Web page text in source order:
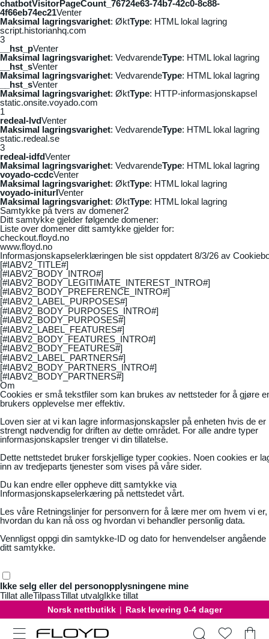
chatbotVisitorPageCount_76724e63-74b7-42c0-8c88-
4f66eb74ec21Venter
Maksimal lagringsvarighet: ØktType: HTML lokal lagring
script.historianhq.com
3
__hst_pVenter
Maksimal lagringsvarighet: VedvarendeType: HTML lokal lagring
__hst_sVenter
Maksimal lagringsvarighet: VedvarendeType: HTML lokal lagring
__hst_sVenter
Maksimal lagringsvarighet: ØktType: HTTP-informasjonskapsel
static.onsite.voyado.com
1
redeal-lvdVenter
Maksimal lagringsvarighet: VedvarendeType: HTML lokal lagring
static.redeal.se
3
redeal-idfdVenter
Maksimal lagringsvarighet: VedvarendeType: HTML lokal lagring
voyado-ccdcVenter
Maksimal lagringsvarighet: ØktType: HTML lokal lagring
voyado-initurlVenter
Maksimal lagringsvarighet: ØktType: HTML lokal lagring
Samtykke på tvers av domener2
Ditt samtykke gjelder følgende domener:
Liste over domener ditt samtykke gjelder for:
checkout.floyd.no
www.floyd.no
Informasjonskapselerklæringen ble sist oppdatert 8/3/26 av
[#IABV2_TITLE#]
[#IABV2_BODY_INTRO#]
[#IABV2_BODY_LEGITIMATE_INTEREST_INTRO#]
[#IABV2_BODY_PREFERENCE_INTRO#]
[#IABV2_LABEL_PURPOSES#]
[#IABV2_BODY_PURPOSES_INTRO#]
[#IABV2_BODY_PURPOSES#]
[#IABV2_LABEL_FEATURES#]
[#IABV2_BODY_FEATURES_INTRO#]
[#IABV2_BODY_FEATURES#]
[#IABV2_LABEL_PARTNERS#]
[#IABV2_BODY_PARTNERS_INTRO#]
[#IABV2_BODY_PARTNERS#]
Om
Cookies er små tekstfiler som kan brukes av nettsteder for å gjøre
brukers opplevelse mer effektiv.
Loven sier at vi kan lagre informasjonskapsler på enheten hvis de er
strengt nødvendig for driften av dette området. For alle andre typer
informasjonskapsler trenger vi din tillatelse.
Dette nettstedet bruker forskjellige typer cookies. Noen cookies er
inn av tredjeparts tjenester som vises på våre sider.
Du kan endre eller oppheve ditt samtykke via
Informasjonskapselerkæring på nettstedet vårt.
Les våre Retningslinjer for personvern for å lære mer om hvem vi er,
hvordan du kan nå oss og hvordan vi behandler personlig data.
Vennligst oppgi din samtykke-ID og dato for henvendelser angående
ditt samtykke.
Ikke selg eller del personopplysningene mine
Tillat alleTilpassTillat utvalgIkke tillat
Norsk nettbutikk | Rask levering 0-4 dager